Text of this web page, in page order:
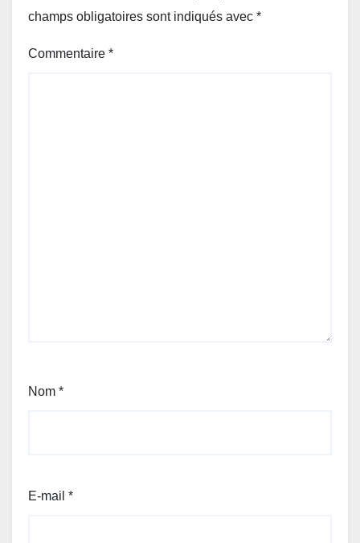
champs obligatoires sont indiqués avec *
Commentaire *
Nom *
E-mail *